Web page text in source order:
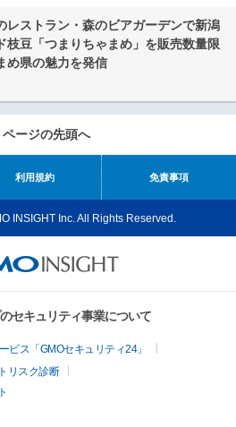
レストラン・森のビアガーデンで新潟
枝豆「つまりちゃまめ」を販売数量限
め県の魅力を発信
ページの先頭へ
利用規約 免責事項
INSIGHT Inc. All Rights Reserved.
セキュリティ事業について
ビス「GMOセキュリティ24」
リスク診断